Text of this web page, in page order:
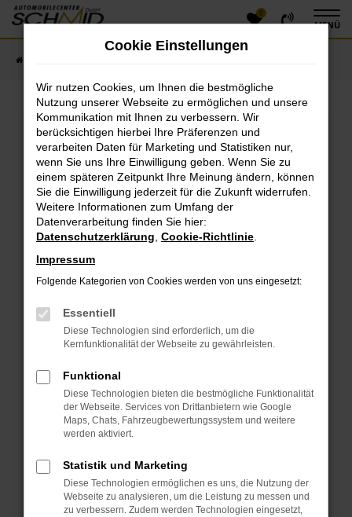
Zum
Hauptinhalt
0
MENÜ
Fehler: Network Error
Beim Laden ist ein Fehler aufgetreten.
Hier sind ein paar Tipps, die dir helfen können:
Überprüfe deine Firewall und deine
Internetverbindung.
Laden andere Webseiten, zum Beispiel deine
Suchmaschine?
Prüfe deine Browsererweiterungen.
das Laden bestimmter Seiten verhindern.
Funktioniert die Seite in einem anderen Browser
oder in einem privaten Fenster?
Das kann manchmal helfen, vorübergehende
Probleme zu beheben.
Stelle sicher, dass dein Browser und dein
Betriebssystem auf dem neuesten Stand sind.
Sicherheitsrisiko, sondern kann auch dazu führen,
dass bestimmte Funktionen nicht mehr
unterstützt werden.
Cookie Einstellungen
Wir nutzen Cookies, um Ihnen die bestmögliche
Nutzung unserer Webseite zu ermöglichen und unsere
Kommunikation mit Ihnen zu verbessern. Wir
berücksichtigen hierbei Ihre Präferenzen und
verarbeiten Daten für Marketing und Statistiken nur,
wenn Sie uns Ihre Einwilligung geben. Wenn Sie zu
einem späteren Zeitpunkt Ihre Meinung ändern, können
Sie die Einwilligung jederzeit für die Zukunft widerrufen.
Weitere Informationen zum Umfang der
Datenverarbeitung finden Sie hier:
Datenschutzerklärung Cookie-Richtlinie
Impressum
Folgende Kategorien von Cookies werden von uns eingesetzt:
Essentiell
Diese Technologien sind erforderlich, um die
Kernfunktionalität der Webseite zu gewährleisten.
Funktional
Diese Technologien bieten die bestmögliche Funktionalität
der Webseite. Services von Drittanbietern wie Google
Maps, Chats, Fahrzeugbewertungssystem und weitere
werden aktiviert.
Statistik und Marketing
Diese Technologien ermöglichen es uns, die Nutzung der
Webseite zu analysieren, um die Leistung zu messen und
zu verbessern. Zudem werden Technologien eingesetzt,